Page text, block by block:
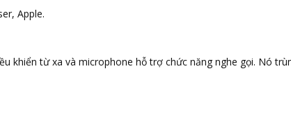
Apple.
khiển từ xa và microphone hỗ trợ chức năng nghe gọi. Nó